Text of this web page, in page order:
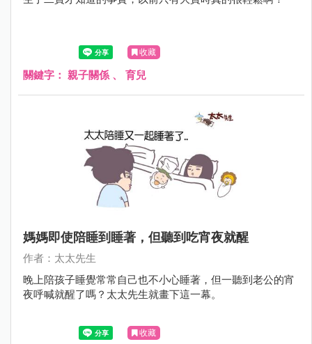
收藏
關鍵字： 親子關係 、 育兒
媽媽即使陪睡到睡著，但聽到吃宵夜就醒
作者：太太先生
晚上陪孩子睡覺常常自己也不小心睡著，但一聽到老公的宵
夜呼喊就醒了嗎？太太先生就畫下這一幕。
收藏